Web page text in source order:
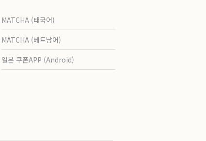
MATCHA (태국어)
MATCHA (베트남어)
일본 쿠폰APP (Android)